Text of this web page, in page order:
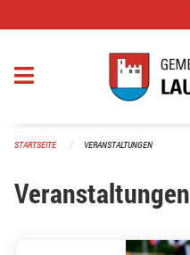
STARTSEITE VERANSTALTUNGEN
Veranstaltungen